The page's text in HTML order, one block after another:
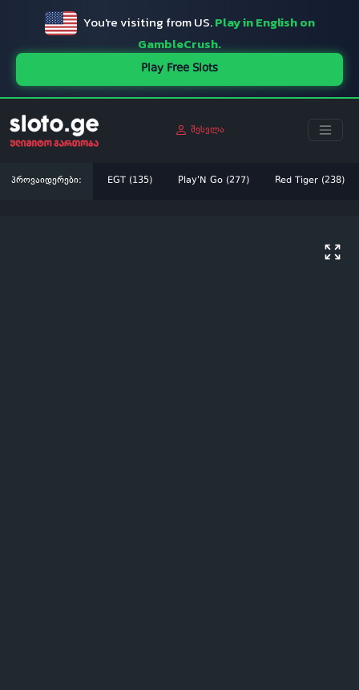
You're visiting from US.Play in English on
GambleCrush.
Play Free Slots
შესვლა
პროვაიდერები: EGT (135) Play'N Go (277) Red Tiger (238)